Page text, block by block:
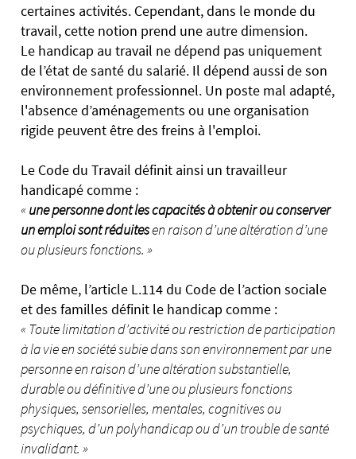
certaines activités. Cependant, dans le monde du
travail, cette notion prend une autre dimension.
Le handicap au travail ne dépend pas uniquement
de l’état de santé du salarié. Il dépend aussi de son
environnement professionnel. Un poste mal adapté,
l'absence d’aménagements ou une organisation
rigide peuvent être des freins à l'emploi.
Le Code du Travail définit ainsi un travailleur
handicapé comme :
«une personne dont les capacités à obtenir ou conserver
un emploi sont réduitesen raison d’une altération d’une
ou plusieurs fonctions. »
De même, l’article L.114 du Code de l’action sociale
et des familles définit le handicap comme :
« Toute limitation d’activité ou restriction de participation
à la vie en société subie dans son environnement par une
personne en raison d’une altération substantielle,
durable ou définitive d’une ou plusieurs fonctions
physiques, sensorielles, mentales, cognitives ou
psychiques, d’un polyhandicap ou d’un trouble de santé
invalidant. »